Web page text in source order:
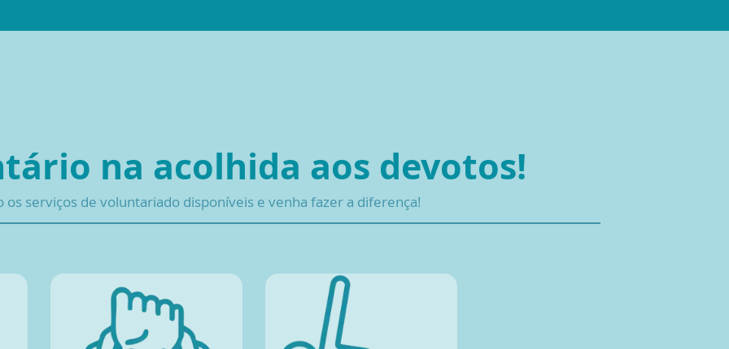
na acolhida aos devotos!
os serviços de voluntariado disponíveis e venha fazer a diferença!